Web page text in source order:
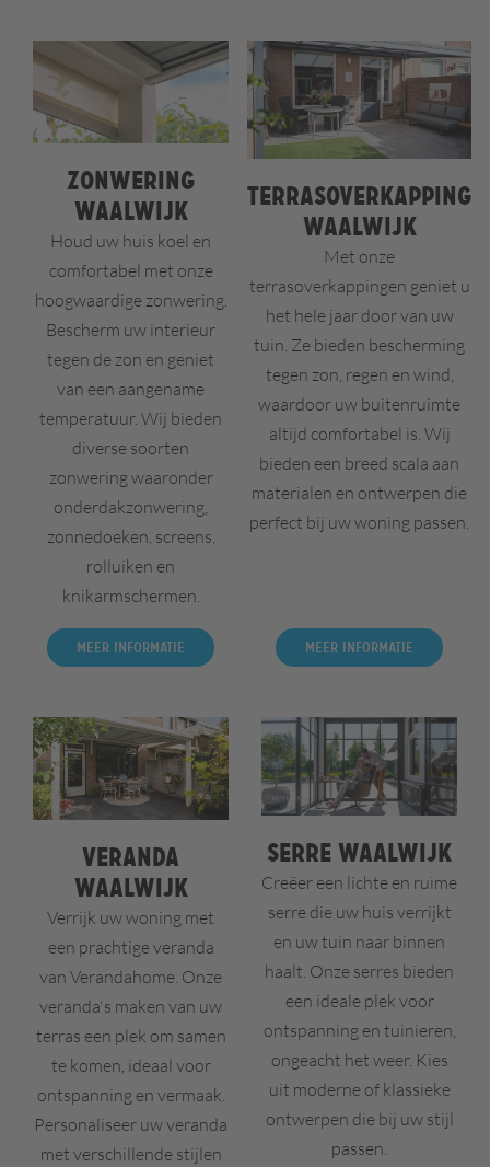
Zonwering
Waalwijk
Houd uw huis koel en
comfortabel met onze
hoogwaardige zonwering.
Bescherm uw interieur
tegen de zon en geniet
van een aangename
temperatuur. Wij bieden
diverse soorten
zonwering waaronder
onderdakzonwering,
zonnedoeken, screens,
rolluiken en
knikarmschermen.
Meer informatie
Terrasoverkapping
Waalwijk
Met onze
terrasoverkappingen geniet u
het hele jaar door van uw
tuin. Ze bieden bescherming
tegen zon, regen en wind,
waardoor uw buitenruimte
altijd comfortabel is. Wij
bieden een breed scala aan
materialen en ontwerpen die
perfect bij uw woning passen.
Meer informatie
Veranda
Waalwijk
Verrijk uw woning met
een prachtige veranda
van Verandahome. Onze
veranda's maken van uw
terras een plek om samen
te komen, ideaal voor
ontspanning en vermaak.
Personaliseer uw veranda
met verschillende stijlen
Serre Waalwijk
Creëer een lichte en ruime
serre die uw huis verrijkt
en uw tuin naar binnen
haalt. Onze serres bieden
een ideale plek voor
ontspanning en tuinieren,
ongeacht het weer. Kies
uit moderne of klassieke
ontwerpen die bij uw stijl
passen.